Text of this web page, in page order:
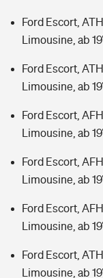
Ford Escort,
Limousine, ab
Ford Escort,
Limousine, ab
Ford Escort,
Limousine, ab
Ford Escort,
Limousine, ab
Ford Escort,
Limousine, ab
Ford Escort,
Limousine, ab